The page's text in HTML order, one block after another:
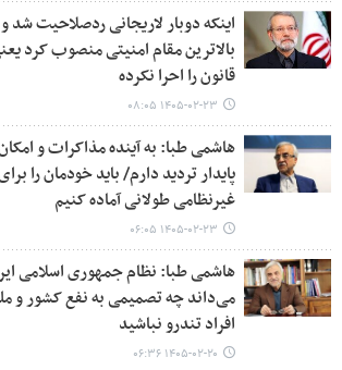
اینکه دوبار لاریجانی ردصلاحیت شد
بالاترین مقام امنیتی منصوب کرد
قانون را احرا نکرده
۱۴۰۵-۰۲-۲۳ ۰۸:۰۵
هاشمی طبا: به آینده مذاکرات و
پایدار تردید دارم/ باید خودمان را
غیرنظامی طولانی آماده کنیم
۱۴۰۵-۰۲-۲۳ ۰۶:۰۵
هاشمی طبا: نظام جمهوری اسلامی
می‌داند چه تصمیمی به نفع کشور و
افراد تندرو نباشید
۱۴۰۵-۰۲-۲۰ ۰۶:۳۶